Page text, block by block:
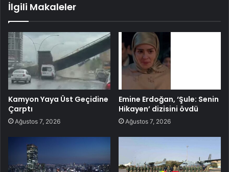
İlgili Makaleler
Kamyon Yaya Üst Geçidine
Çarptı
Ağustos 7, 2026
Emine Erdoğan, ‘Şule: Senin
Hikayen’ dizisini övdü
Ağustos 7, 2026